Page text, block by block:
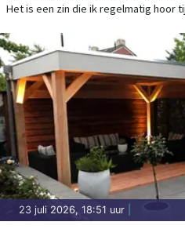
Het is een zin die ik regelmatig hoor
23 juli 2026, 18:51 uur